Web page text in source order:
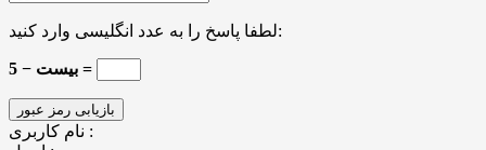
لطفا پاسخ را به عدد انگلیسی وارد کنید:
بیست − 5 =
نام کاربری :